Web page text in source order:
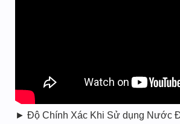
► Độ Chính Xác Khi Sử dụng Nước